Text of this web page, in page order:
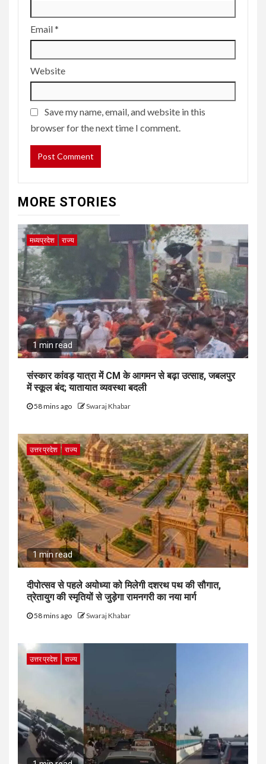
Email*
Website
Save my name, email, and website in this
browser for the next time I comment.
MORE STORIES
मध्यप्रदेश राज्य
1 min read
संस्कार कांवड़ यात्रा में CM के आगमन से बढ़ा उत्साह, जबलपुर
में स्कूल बंद; यातायात व्यवस्था बदली
58 mins ago Swaraj Khabar
उत्तर प्रदेश राज्य
1 min read
दीपोत्सव से पहले अयोध्या को मिलेगी दशरथ पथ की सौगात,
त्रेतायुग की स्मृतियों से जुड़ेगा रामनगरी का नया मार्ग
58 mins ago Swaraj Khabar
उत्तर प्रदेश राज्य